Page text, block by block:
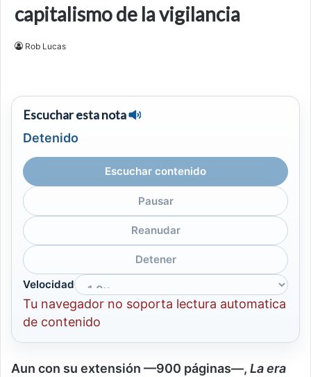
capitalismo de la vigilancia
Rob Lucas
Escuchar esta nota
Detenido
Escuchar contenido
Pausar
Reanudar
Detener
Velocidad
Tu navegador no soporta lectura automatica
de contenido
Aun con su extensión —900 páginas—, La era